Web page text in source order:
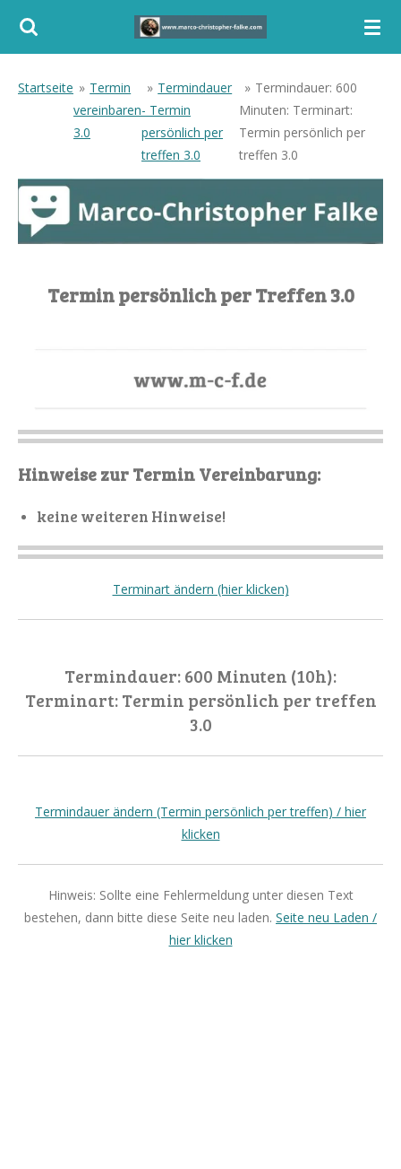
Zum
Startseite » Termin
vereinbaren
3.0
» Termindauer
- Termin
persönlich per
treffen 3.0
» Termindauer: 600
Minuten: Terminart:
Termin persönlich per
treffen 3.0
Termin persönlich per Treffen 3.0
Hinweise zur Termin Vereinbarung:
keine weiteren Hinweise!
Terminart ändern (hier klicken)
Termindauer: 600 Minuten (10h):
Terminart: Termin persönlich per treffen
3.0
Termindauer ändern (Termin persönlich per treffen) / hier
klicken
Hinweis: Sollte eine Fehlermeldung unter diesen Text
bestehen, dann bitte diese Seite neu laden. Seite neu Laden /
hier klicken